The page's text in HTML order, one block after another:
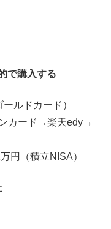
で購入する
ルドカード）
カード→楽天edy→
（積立NISA）